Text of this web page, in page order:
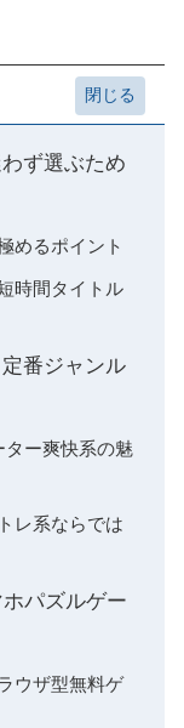
ず選ぶため
めるポイント
時間タイトル
番ジャンル
ター爽快系の魅
レ系ならでは
パズルゲー
ウザ型無料ゲ